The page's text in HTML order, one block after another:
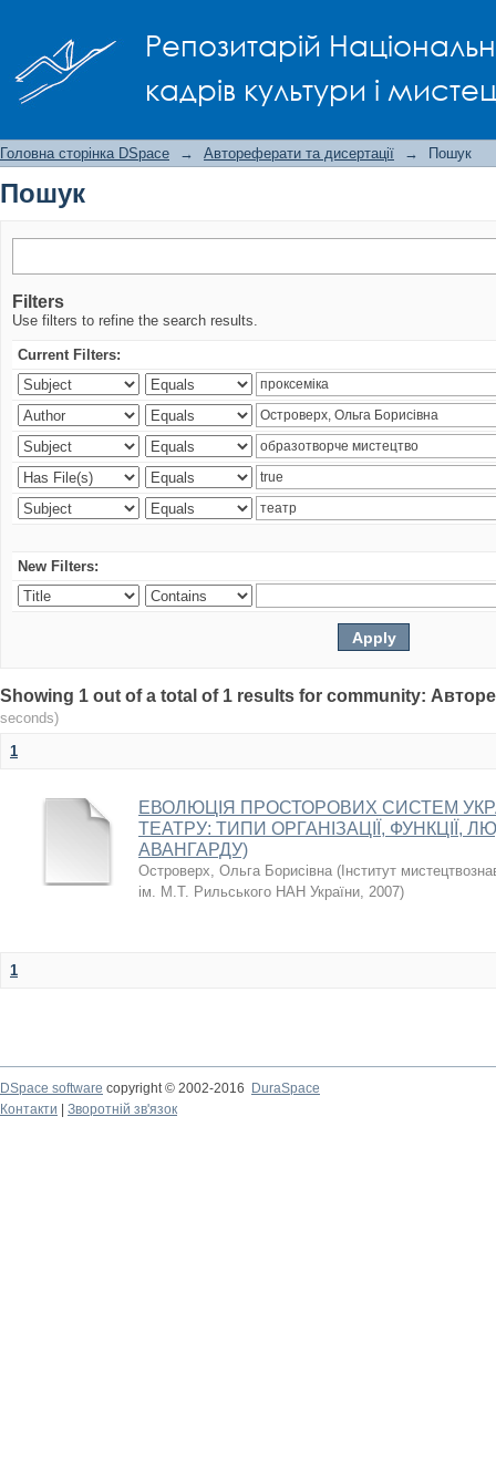
Репозитарій
кадрів культури і
Головна сторінка DSpace → Автореферати та дисертації → Пошук
Пошук
Filters
Use filters to refine the search results.
Current Filters:
New Filters:
Showing 1 out of a total of 1 results for community:
seconds)
1
ЕВОЛЮЦІЯ ПРОСТОРОВИХ СИСТЕМ
ТЕАТРУ: ТИПИ ОРГАНІЗАЦІЇ, ФУНКЦІЇ,
АВАНГАРДУ)
Островерх, Ольга Борисівна ( Інститут
ім. М.Т. Рильського НАН України, 2007)
1
DSpace software copyright © 2002-2016
DuraSpace
Контакти
Зворотній зв'язок